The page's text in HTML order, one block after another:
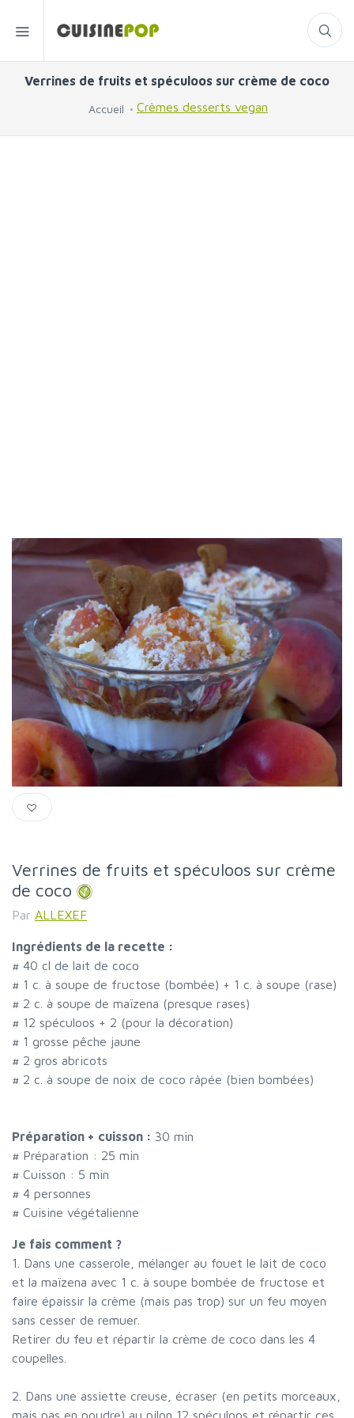
Verrines de fruits et spéculoos sur crème de coco
Accueil Crèmes desserts vegan
Verrines de fruits et spéculoos sur crème
de coco
Par ALLEXEF
Ingrédients de la recette :
# 40 cl de lait de coco
# 1 c. à soupe de fructose (bombée) + 1 c. à soupe (rase)
# 2 c. à soupe de maïzena (presque rases)
# 12 spéculoos + 2 (pour la décoration)
# 1 grosse pêche jaune
# 2 gros abricots
# 2 c. à soupe de noix de coco râpée (bien bombées)
Préparation + cuisson : 30 min
# Préparation : 25 min
# Cuisson : 5 min
# 4 personnes
# Cuisine végétalienne
Je fais comment ?
1. Dans une casserole, mélanger au fouet le lait de coco
et la maïzena avec 1 c. à soupe bombée de fructose et
faire épaissir la crème (mais pas trop) sur un feu moyen
sans cesser de remuer.
Retirer du feu et répartir la crème de coco dans les 4
coupelles.
2. Dans une assiette creuse, écraser (en petits morceaux,
mais pas en poudre) au pilon 12 spéculoos et répartir ces